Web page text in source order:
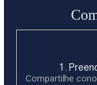
1 .
Compartilhe